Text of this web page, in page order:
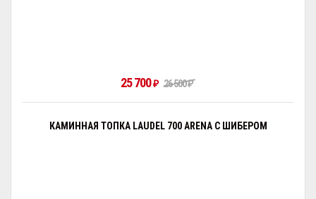
25 700 ₽ 26 500₽
КАМИННАЯ ТОПКА LAUDEL 700 ARENA С ШИБЕРОМ